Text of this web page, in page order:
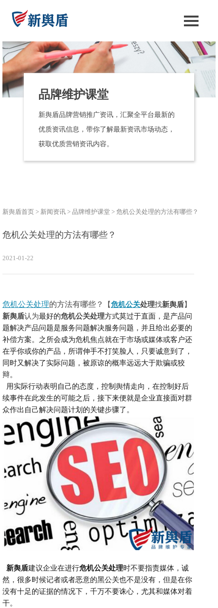
品牌维护课堂
新舆盾品牌营销推广资讯，汇聚全平台最新的
优质资讯信息，带你了解最新资讯市场动态，
获取优质营销资讯内容。
新舆盾首页 > 新闻资讯 > 品牌维护课堂 > 危机公关处理的方法有哪些？
危机公关处理的方法有哪些？
2021-01-22
危机公关处理的方法有哪些？ 【危机公关处理找新舆盾】
新舆盾认为最好的危机公关处理方式莫过于直面，是产品问
题解决产品问题是服务问题解决服务问题，并且给出必要的
补偿方案。之所会成为危机焦点就在于市场或媒体或客户还
在乎你或你的产品，所谓伸手不打笑脸人，只要诚意到了，
同时又解决了实际问题，被原谅的概率远远大于欺骗或狡
辩。
用实际行动表明自己的态度，控制舆情走向， 在控制好后
续事件在此发生的可能之后，接下来便就是企业直接面对群
众作出自己解决问题计划的关键步骤了。
新舆盾建议企业在进行危机公关处理时不要指责媒体， 诚
然，很多时候记者或者恶意的黑公关也不是没有，但是在你
没有十足的证据的情况下，千万不要诛心，尤其和媒体对着
干。